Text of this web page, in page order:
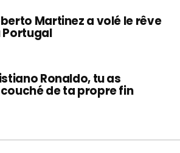
Martinez a volé le rêve
Portugal
Ronaldo, tu as
de ta propre fin